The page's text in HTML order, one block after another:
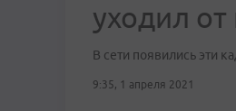
уходил
В сети появились эти
9:35, 1 апреля 2021